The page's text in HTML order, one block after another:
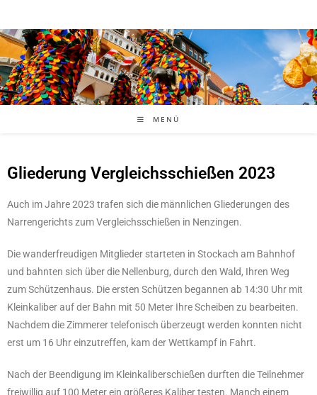
MENÜ
Gliederung Vergleichsschießen 2023
Auch im Jahre 2023 trafen sich die männlichen Gliederungen des
Narrengerichts zum Vergleichsschießen in Nenzingen.
Die wanderfreudigen Mitglieder starteten in Stockach am Bahnhof
und bahnten sich über die Nellenburg, durch den Wald, Ihren Weg
zum Schützenhaus. Die ersten Schützen begannen ab 14:30 Uhr mit
Kleinkaliber auf der Bahn mit 50 Meter Ihre Scheiben zu bearbeiten.
Nachdem die Zimmerer telefonisch überzeugt werden konnten nicht
erst um 16 Uhr einzutreffen, kam der Wettkampf in Fahrt.
Nach der Beendigung im Kleinkaliberschießen durften die Teilnehmer
freiwillig auf 100 Meter ein größeres Kaliber testen. Manch einem